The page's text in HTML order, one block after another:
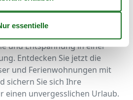
etwas Besonderes – vor
und Entspannung in einer
Entdecken Sie jetzt die
und Ferienwohnungen mit
sichern Sie sich Ihre
unvergesslichen Urlaub.